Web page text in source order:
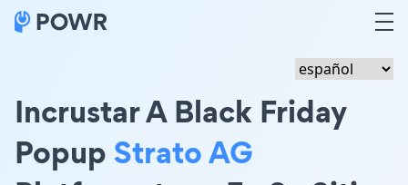
Incrustar A Black Friday
PopupStrato AG